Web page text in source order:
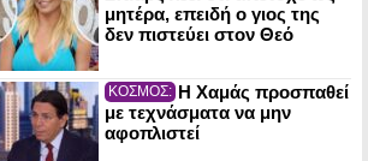
μητέρα, επειδή ο γιος της
δεν πιστεύει στον Θεό
ΚΟΣΜΟΣ: Η Χαμάς προσπαθεί
με τεχνάσματα να μην
αφοπλιστεί